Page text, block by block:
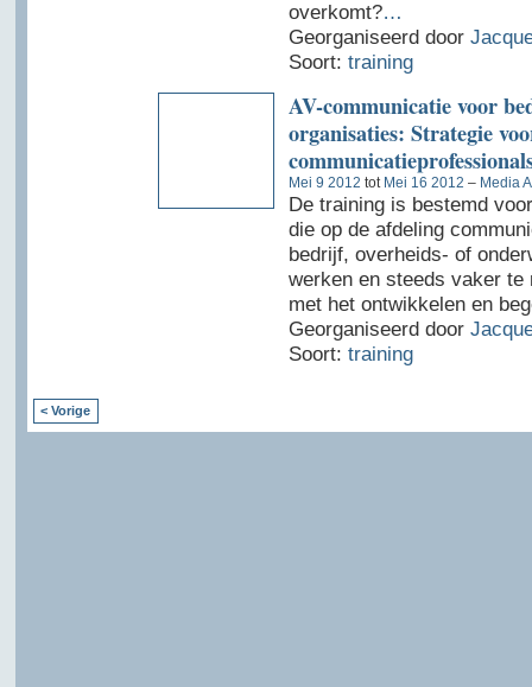
overkomt?…
Georganiseerd door
Soort: training
AV-communicatie voor
organisaties: Strategie
Mei 9 2012 tot Mei 16 2012 – Media
De training is bestemd
die op de afdeling
bedrijf, overheids- of
werken en steeds vaker te
met het ontwikkelen en
Georganiseerd door
Soort: training
< Vorige